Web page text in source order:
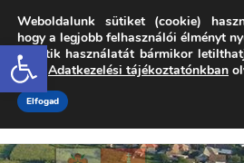
Open toolbar
7342 Mágocs,
onkormanyzat@magocs.hu
Elérhetőségek
Weboldalunk sütiket (cookie)
hogy a legjobb felhasználói élményt
A sütik használatát bármikor
erről Adatkezelési tájékoztatónkban
Elfogad